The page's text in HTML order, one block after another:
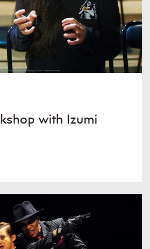
with Izumi